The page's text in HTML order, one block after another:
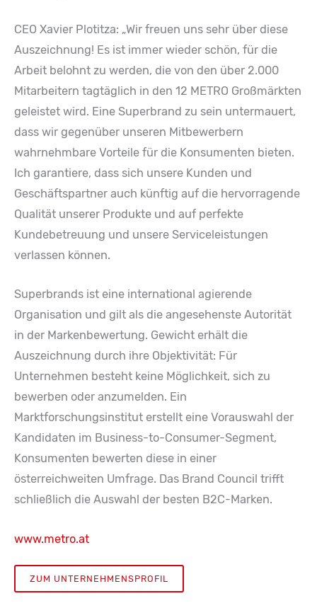
CEO Xavier Plotitza: „Wir freuen uns sehr über diese
Auszeichnung! Es ist immer wieder schön, für die
Arbeit belohnt zu werden, die von den über 2.000
Mitarbeitern tagtäglich in den 12 METRO Großmärkten
geleistet wird. Eine Superbrand zu sein untermauert,
dass wir gegenüber unseren Mitbewerbern
wahrnehmbare Vorteile für die Konsumenten bieten.
Ich garantiere, dass sich unsere Kunden und
Geschäftspartner auch künftig auf die hervorragende
Qualität unserer Produkte und auf perfekte
Kundebetreuung und unsere Serviceleistungen
verlassen können.
Superbrands ist eine international agierende
Organisation und gilt als die angesehenste Autorität
in der Markenbewertung. Gewicht erhält die
Auszeichnung durch ihre Objektivität: Für
Unternehmen besteht keine Möglichkeit, sich zu
bewerben oder anzumelden. Ein
Marktforschungsinstitut erstellt eine Vorauswahl der
Kandidaten im Business-to-Consumer-Segment,
Konsumenten bewerten diese in einer
österreichweiten Umfrage. Das Brand Council trifft
schließlich die Auswahl der besten B2C-Marken.
www.metro.at
ZUM UNTERNEHMENSPROFIL